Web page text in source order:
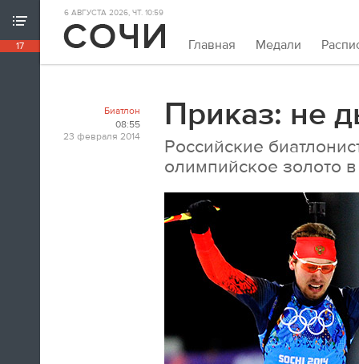
17
ХРОНИКА ИГР
18:39
Я признаюсь, в ходе церемонии
закрытия заплакал. По хоккею.
6 АВГУСТА 2026, ЧТ. 10:59
Главная Медали
Биатлон
08:55
23 февраля 2014
Приказ: не
Российские
олимпийское золото